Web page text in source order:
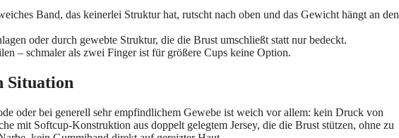
Band, das keinerlei Struktur hat, rutscht nach oben und das Gewicht hängt an den
oder durch gewebte Struktur, die die Brust umschließt statt nur bedeckt.
– schmaler als zwei Finger ist für größere Cups keine Option.
Situation
oder bei generell sehr empfindlichem Gewebe ist weich vor allem: kein Druck von
mit Softcup-Konstruktion aus doppelt gelegtem Jersey, die die Brust stützen, ohne zu